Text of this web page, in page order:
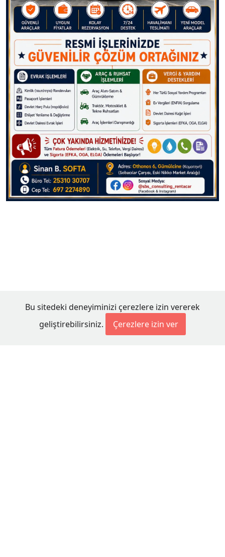
Bu sitedeki deneyiminizi çerezlere izin vererek
geliştirebilirsiniz.
Çerezlere izin ver